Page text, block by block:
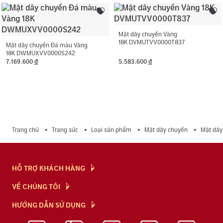
Mặt dây chuyền Đá màu Vàng
18K DWMUXVV0000S242
7.169.600 đ
Mặt dây chuyền Vàng
18K DVMUTVV0000T837
5.583.600 đ
Trang chủ Trang sức Loại sản phẩm Mặt dây chuyền Mặt
HỖ TRỢ KHÁCH HÀNG
Hỏi & Đáp
Chính Sách
Chính Sách Bảo Mật
VỀ CHÚNG TÔI
NTJ Flagship
Cửa hàng
HƯỚNG DẪN SỬ DỤNG
Bảo Quản Trang Sức